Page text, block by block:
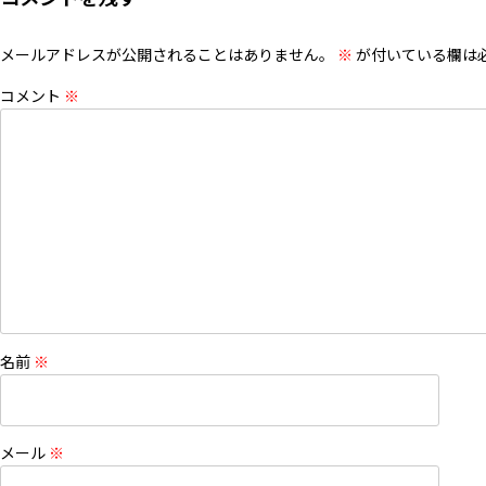
メールアドレスが公開されることはありません。 ※ が付いている欄は
コメント ※
名前 ※
メール ※